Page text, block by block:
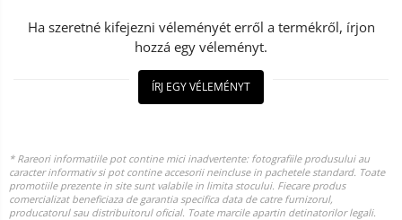
Ha szeretné kifejezni véleményét erről a termékről, írjon
hozzá egy véleményt.
ÍRJ EGY VÉLEMÉNYT